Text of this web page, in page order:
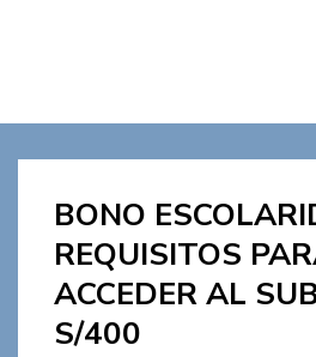
BONO
REQUISITOS
ACCEDER AL
S/400